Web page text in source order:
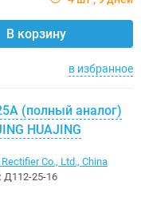
В корзину
в избранное
(полный аналог)
HUAJING
Co., Ltd., China
Д112-25-16